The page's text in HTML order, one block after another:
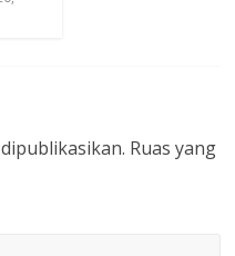
Ruas yang